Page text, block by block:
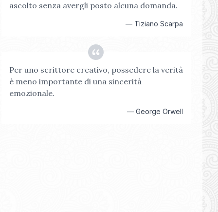
ascolto senza avergli posto alcuna domanda.
— Tiziano Scarpa
Per uno scrittore creativo, possedere la verità
è meno importante di una sincerità
emozionale.
— George Orwell